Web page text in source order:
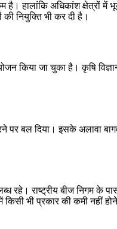
है। हालांकि अधिकांश क्षेत्रों में
नियुक्ति भी कर दी है।
किया जा चुका है। कृषि विज्ञान
बल दिया। इसके अलावा
राष्ट्रीय बीज निगम के पास
भी प्रकार की कमी नहीं